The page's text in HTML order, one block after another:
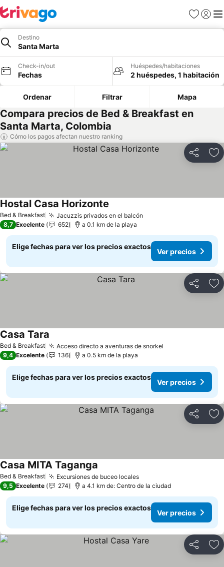
Favoritos
Iniciar
Destino
Santa Marta
Check-in/out
Fechas
Huéspedes/habitaciones
2 huéspedes, 1 habitación
Ordenar Filtrar Mapa
Compara precios de Bed & Breakfast en
Santa Marta, Colombia
Cómo los pagos afectan nuestro ranking
Compartir
Bed & Breakfast Jacuzzis privados en el balcón
Hostal Casa Horizonte
8,7 Excelente 652 a 0.1 km de la playa
Elige fechas para ver los precios exactos
Ver precios
Compartir
Bed & Breakfast Acceso directo a aventuras de snorkel
Casa Tara
9,4 Excelente 136 a 0.5 km de la playa
Elige fechas para ver los precios exactos
Ver precios
Compartir
Bed & Breakfast Excursiones de buceo locales
Casa MITA Taganga
9,5 Excelente 274 a 4.1 km de: Centro de la ciudad
Elige fechas para ver los precios exactos
Ver precios
Compartir